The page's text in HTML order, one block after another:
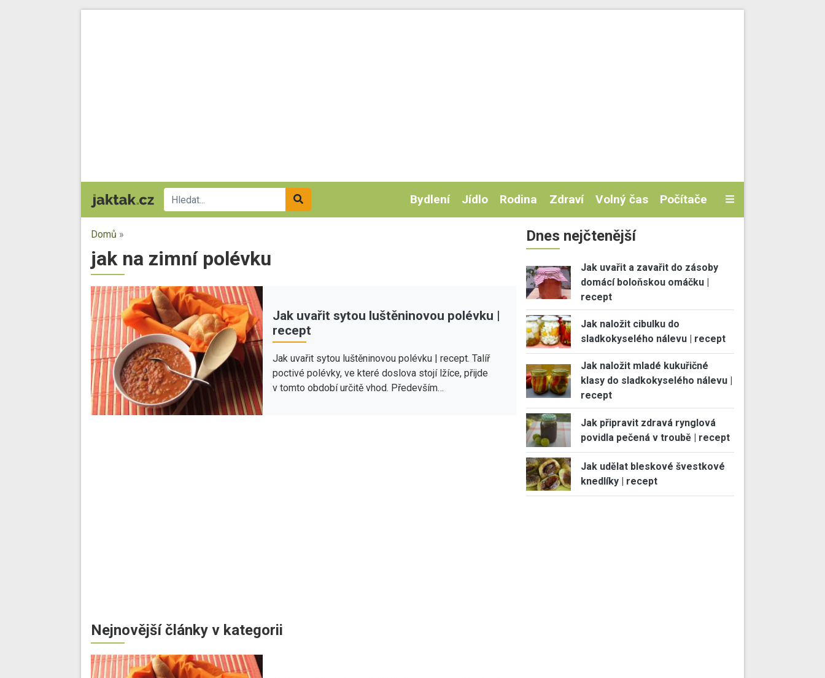
Bydlení Jídlo Rodina Zdraví Volný čas Počítače
Domů »
jak na zimní polévku
Jak uvařit sytou luštěninovou polévku |
recept
Jak uvařit sytou luštěninovou polévku | recept. Talíř
poctivé polévky, ve které doslova stojí lžíce, přijde
v tomto období určitě vhod. Především…
Nejnovější články v kategorii
Dnes nejčtenější
Jak uvařit a zavařit do zásoby
domácí boloňskou omáčku |
recept
Jak naložit cibulku do
sladkokyselého nálevu | recept
Jak naložit mladé kukuřičné
klasy do sladkokyselého nálevu |
recept
Jak připravit zdravá rynglová
povidla pečená v troubě | recept
Jak udělat bleskové švestkové
knedlíky | recept